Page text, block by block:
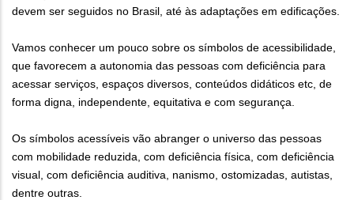
devem ser seguidos no Brasil, até às adaptações em edificações.
Vamos conhecer um pouco sobre os símbolos de acessibilidade,
que favorecem a autonomia das pessoas com deficiência para
acessar serviços, espaços diversos, conteúdos didáticos etc, de
forma digna, independente, equitativa e com segurança.
Os símbolos acessíveis vão abranger o universo das pessoas
com mobilidade reduzida, com deficiência física, com deficiência
visual, com deficiência auditiva, nanismo, ostomizadas, autistas,
dentre outras.